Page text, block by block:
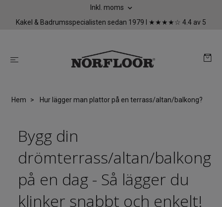
Inkl. moms
Kakel & Badrumsspecialisten sedan 1979 I ★★★★☆ 4.4 av 5
Hem Hur lägger man plattor på en terrass/altan/balkong?
Bygg din
drömterrass/altan/balkong
på en dag - Så lägger du
klinker snabbt och enkelt!